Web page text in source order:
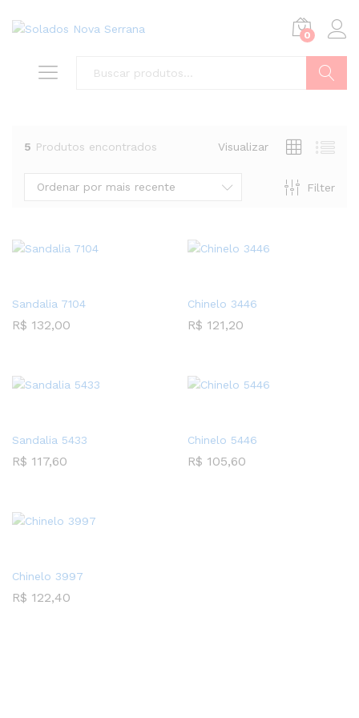
0
5 Produtos encontrados Visualizar
Filter
Ordenar por mais recente
Sandalia 7104
R$ 132,00
Chinelo 3446
R$ 121,20
Sandalia 5433
R$ 117,60
Chinelo 5446
R$ 105,60
Chinelo 3997
R$ 122,40